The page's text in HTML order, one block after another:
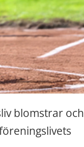
blomstrar och